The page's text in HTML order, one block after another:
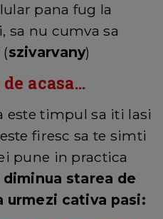
pana fug la
sa nu cumva sa
szivarvany)
acasa...
este timpul sa iti lasi
firesc sa te simti
pune in practica
starea de
cativa pasi: